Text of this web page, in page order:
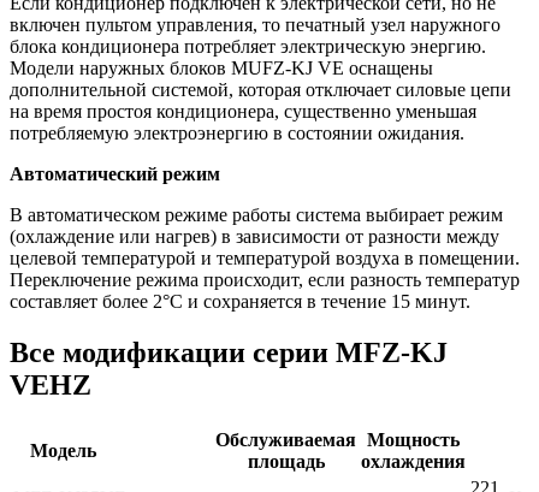
включен пультом управления, то печатный узел наружного
блока кондиционера потребляет электрическую энергию.
Модели наружных блоков MUFZ-KJ VE оснащены
дополнительной системой, которая отключает силовые цепи
на время простоя кондиционера, существенно уменьшая
потребляемую электроэнергию в состоянии ожидания.
Автоматический режим
В автоматическом режиме работы система выбирает режим
(охлаждение или нагрев) в зависимости от разности между
целевой температурой и температурой воздуха в помещении.
Переключение режима происходит, если разность температур
составляет более 2°С и сохраняется в течение 15 минут.
Все модификации серии MFZ-KJ
VEHZ
Модель
Обслуживаемая
площадь
Мощность
охлаждения
221